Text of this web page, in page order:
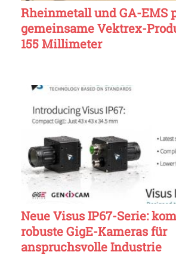
Rheinmetall und GA-EMS
gemeinsame Vektrex-
155 Millimeter
Neue Visus IP67-Serie:
robuste GigE-Kameras für
anspruchsvolle Industrie